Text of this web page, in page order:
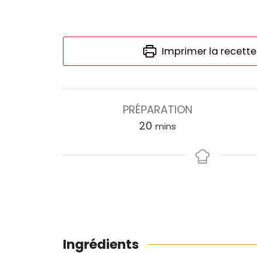
Imprimer la recette
PRÉPARATION
20 mins
Ingrédients